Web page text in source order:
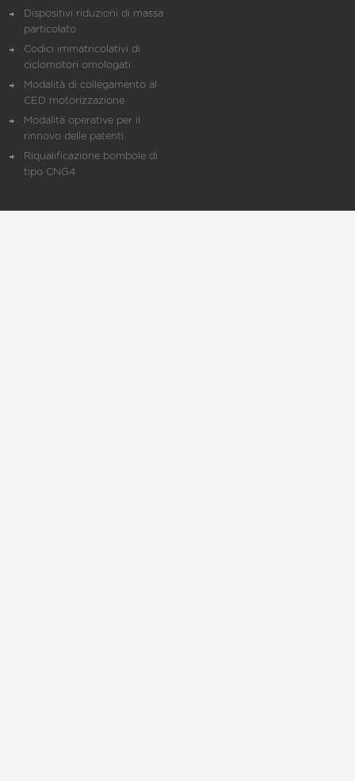
Dispositivi riduzioni di massa
particolato
Codici immatricolativi di
ciclomotori omologati
Modalità di collegamento al
CED motorizzazione
Modalità operative per il
rinnovo delle patenti
Riqualificazione bombole di
tipo CNG4